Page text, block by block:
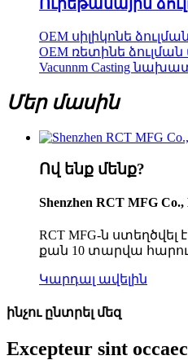
Ուրեթանային
OEM սիլիկոնե
OEM ռետինե
Vacunnm Casting
Մեր մասին
Ով ենք մենք?
Shenzhen RCT MFG
RCT MFG-ն
քան 10 տարվա
Կարդալ ավելին
ինչու ընտրել մեզ
Excepteur sint